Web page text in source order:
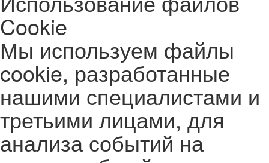
Cookie
Мы используем файлы
cookie, разработанные
нашими специалистами и
третьими лицами, для
анализа событий на